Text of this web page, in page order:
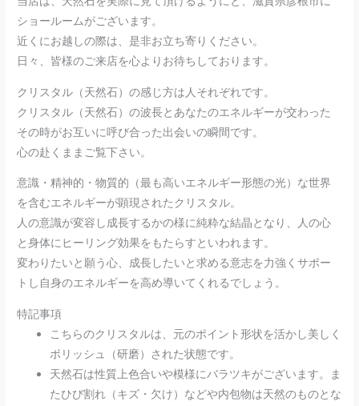
ショールームがございます。
近くにお越しの際は、是非お立ち寄りください。
日々、皆様のご来店を心よりお待ちしております。
クリスタル（天然石）の感じ方は人それぞれです。
クリスタル（天然石）の波長とあなたのエネルギーが交わった
その時がお互いに呼び合った出会いの瞬間です。
心の赴くままご覧下さい。
意識・精神的・物質的（最も高いエネルギー形態の光）な世界
を含むエネルギーが顕現されたクリスタル。
人の意識が変容し成長するかの様に純粋な結晶となり、人の心
と身体にヒーリング効果をもたらすといわれます。
変わりたいと願う心、成長したいと求める意志を力強くサポー
トし自身のエネルギーを高め導いてくれるでしょう。
特記事項
こちらのクリスタルは、元のポイント形状を活かし美しく
ポリッシュ（研磨）された状態です。
天然石は性質上色合いや模様にバラツキがございます。ま
たひび割れ（キズ・欠け）などや内包物は天然のものとな